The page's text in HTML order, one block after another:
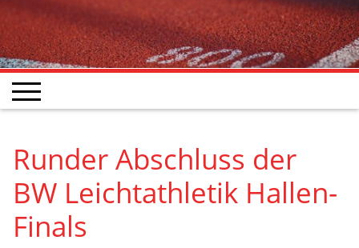
Runder Abschluss der
BW Leichtathletik Hallen-
Finals